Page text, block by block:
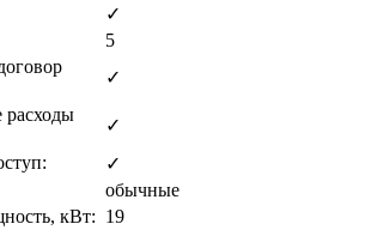
✓
5
✓
расходы
✓
✓
обычные
кВт: 19